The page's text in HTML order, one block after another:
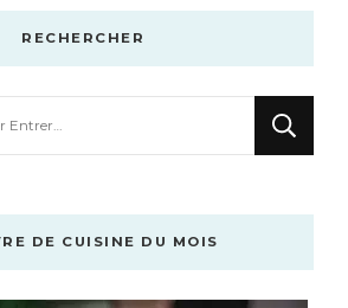
RECHERCHER
DE CUISINE DU MOIS